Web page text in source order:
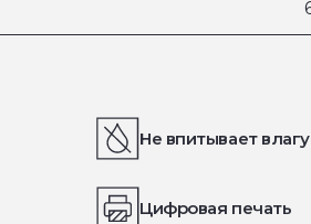
Не впитывает влагу
Цифровая печать